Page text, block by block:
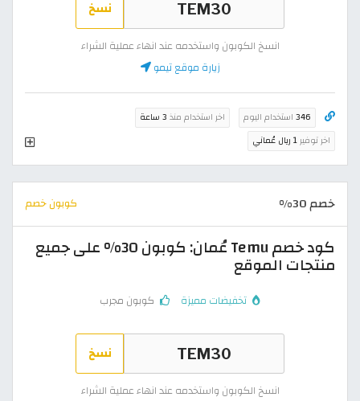
نسخ
انسخ الكوبون واستخدمه عند انهاء عملية الشراء
زيارة موقع تيمو
346 استخدام اليوم اخر استخدام منذ 3 ساعة
اخر توفير1 ريال عُماني
خصم 30% كوبون خصم
كود خصم Temu عُمان: كوبون 30% على جميع
منتجات الموقع
تخفيضات مميزة كوبون مجرب
نسخ
انسخ الكوبون واستخدمه عند انهاء عملية الشراء